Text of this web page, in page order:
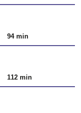
94 min
112 min